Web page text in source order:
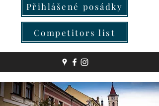
Přihlášené posádky
Competitors list